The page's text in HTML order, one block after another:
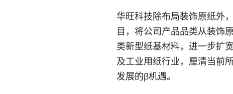
华旺科技除布局装饰原纸外
目，将公司产品品类从装饰
类新型纸基材料，进一步扩
及工业用纸行业，厘清当前
发展的β机遇。